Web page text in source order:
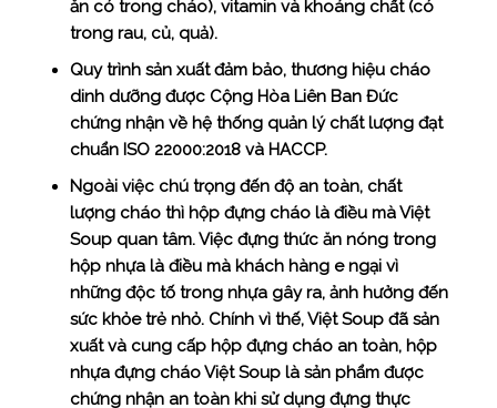
ăn có trong cháo), vitamin và khoáng chất (có
trong rau, củ, quả).
Quy trình sản xuất đảm bảo, thương hiệu cháo
dinh dưỡng được Cộng Hòa Liên Ban Đức
chứng nhận về hệ thống quản lý chất lượng đạt
chuẩn ISO 22000:2018 và HACCP.
Ngoài việc chú trọng đến độ an toàn, chất
lượng cháo thì hộp đựng cháo là điều mà Việt
Soup quan tâm. Việc đựng thức ăn nóng trong
hộp nhựa là điều mà khách hàng e ngại vì
những độc tố trong nhựa gây ra, ảnh hưởng đến
sức khỏe trẻ nhỏ. Chính vì thế, Việt Soup đã sản
xuất và cung cấp hộp đựng cháo an toàn, hộp
nhựa đựng cháo Việt Soup là sản phẩm được
chứng nhận an toàn khi sử dụng đựng thực